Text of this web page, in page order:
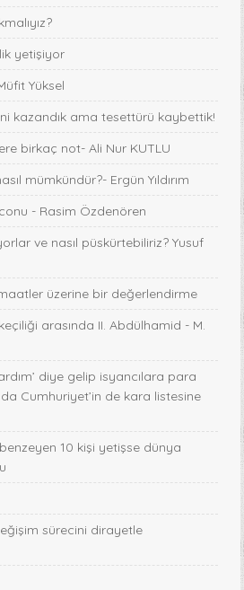
yetişiyor
Yüksel
kazandık ama tesettürü kaybettik!
birkaç not- Ali Nur KUTLU
mümkündür?- Ergün Yıldırım
- Rasim Özdenören
ve nasıl püskürtebiliriz? Yusuf
üzerine bir değerlendirme
arasında II. Abdülhamid - M.
diye gelip isyancılara para
da Cumhuriyet’in de kara listesine
10 kişi yetişse dünya
sürecini dirayetle